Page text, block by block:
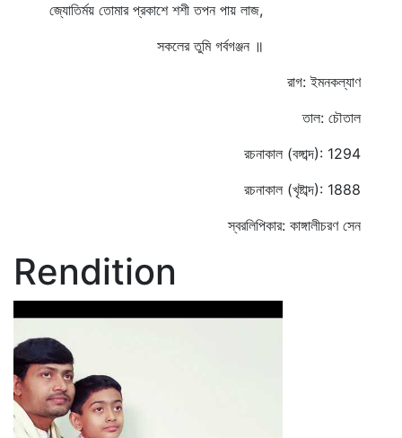
জ্যোতির্ময় তোমার প্রকাশে শশী তপন পায় লাজ,
সকলের তুমি গর্বগঞ্জন ॥
রাগ: ইমনকল্যাণ
তাল: চৌতাল
রচনাকাল (বঙ্গাব্দ): 1294
রচনাকাল (খৃষ্টাব্দ): 1888
স্বরলিপিকার: কাঙ্গালীচরণ সেন
Rendition